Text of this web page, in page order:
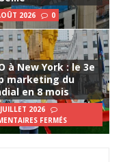
2026 0
à New York : le 3e
marketing du
en 8 mois
2026
FERMÉS